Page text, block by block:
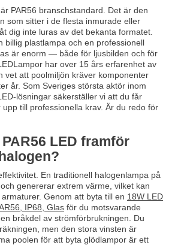
PAR56 branschstandard. Det är den
som sitter i de flesta inmurade eller
dig inte luras av det bekanta formatet.
billig plastlampa och en professionell
är enorm — både för ljusbilden och för
har over 15 års erfarenhet av
vet att poolmiljön kräver komponenter
år. Som Sveriges största aktör inom
lösningar säkerställer vi att du får
till professionella krav. Är du redo för
LED framför
En traditionell halogenlampa på
genererar extrem värme, vilket kan
Genom att byta till en 18W LED
IP68, Glas för du motsvarande
bråkdel av strömförbrukningen. Du
men den stora vinsten är
poolen för att byta glödlampor är ett